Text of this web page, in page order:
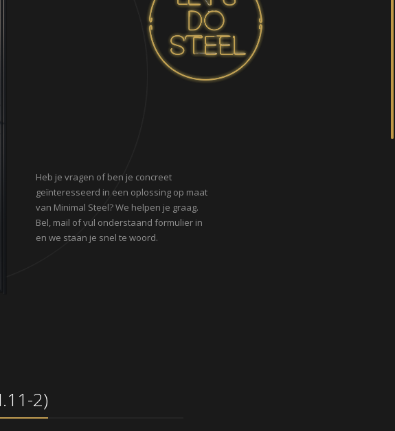
Heb je vragen of ben je concreet
geïnteresseerd in een oplossing op maat
van Minimal Steel? We helpen je graag.
Bel, mail of vul onderstaand formulier in
en we staan je snel te woord.